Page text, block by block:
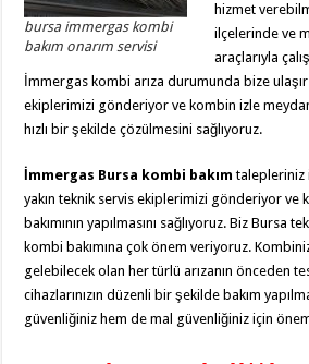
bursa immergas kombi
bakım onarım servisi
hizmet
ilçelerinde ve
araçlarıyla
İmmergas kombi arıza durumunda bize
ekiplerimizi gönderiyor ve kombin izle
hızlı bir şekilde çözülmesini sağlıyoruz.
İmmergas Bursa kombi bakım talepleriniz
yakın teknik servis ekiplerimizi gönderiyor ve
bakımının yapılmasını sağlıyoruz. Biz Bursa
kombi bakımına çok önem veriyoruz.
gelebilecek olan her türlü arızanın önceden
cihazlarınızın düzenli bir şekilde bakım
güvenliğiniz hem de mal güvenliğiniz için